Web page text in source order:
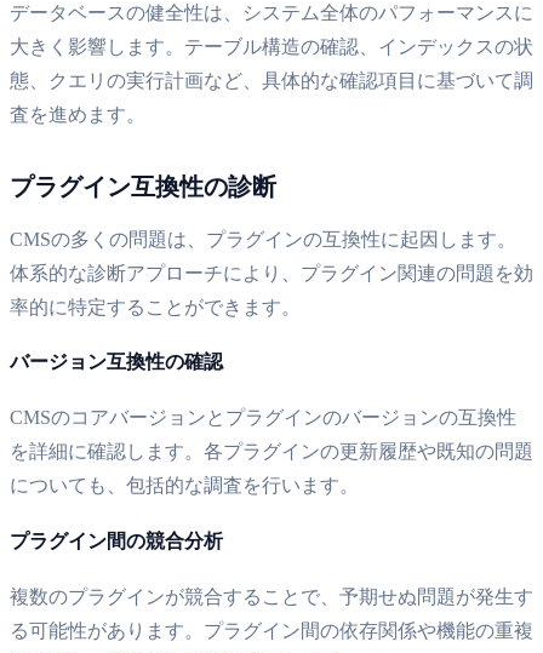
データベースの健全性は、システム全体のパフォーマンスに
大きく影響します。テーブル構造の確認、インデックスの状
態、クエリの実行計画など、具体的な確認項目に基づいて調
査を進めます。
プラグイン互換性の診断
CMSの多くの問題は、プラグインの互換性に起因します。
体系的な診断アプローチにより、プラグイン関連の問題を効
率的に特定することができます。
バージョン互換性の確認
CMSのコアバージョンとプラグインのバージョンの互換性
を詳細に確認します。各プラグインの更新履歴や既知の問題
についても、包括的な調査を行います。
プラグイン間の競合分析
複数のプラグインが競合することで、予期せぬ問題が発生す
る可能性があります。プラグイン間の依存関係や機能の重複